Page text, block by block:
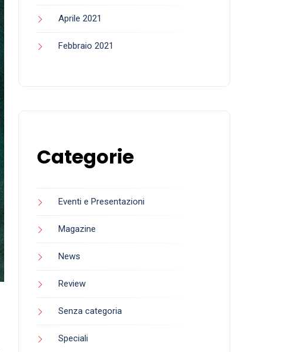
Aprile 2021
Febbraio 2021
Categorie
Eventi e Presentazioni
Magazine
News
Review
Senza categoria
Speciali